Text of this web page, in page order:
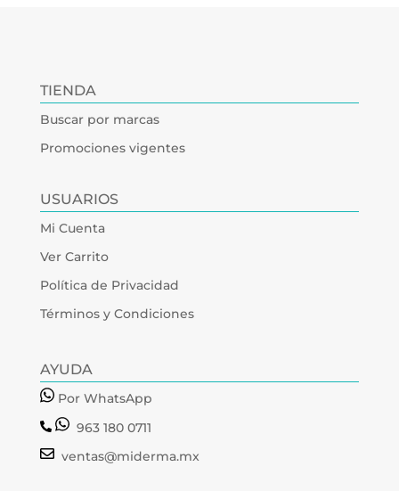
TIENDA
Buscar por marcas
Promociones vigentes
USUARIOS
Mi Cuenta
Ver Carrito
Política de Privacidad
Términos y Condiciones
AYUDA
Por WhatsApp
963 180 0711
ventas@miderma.mx